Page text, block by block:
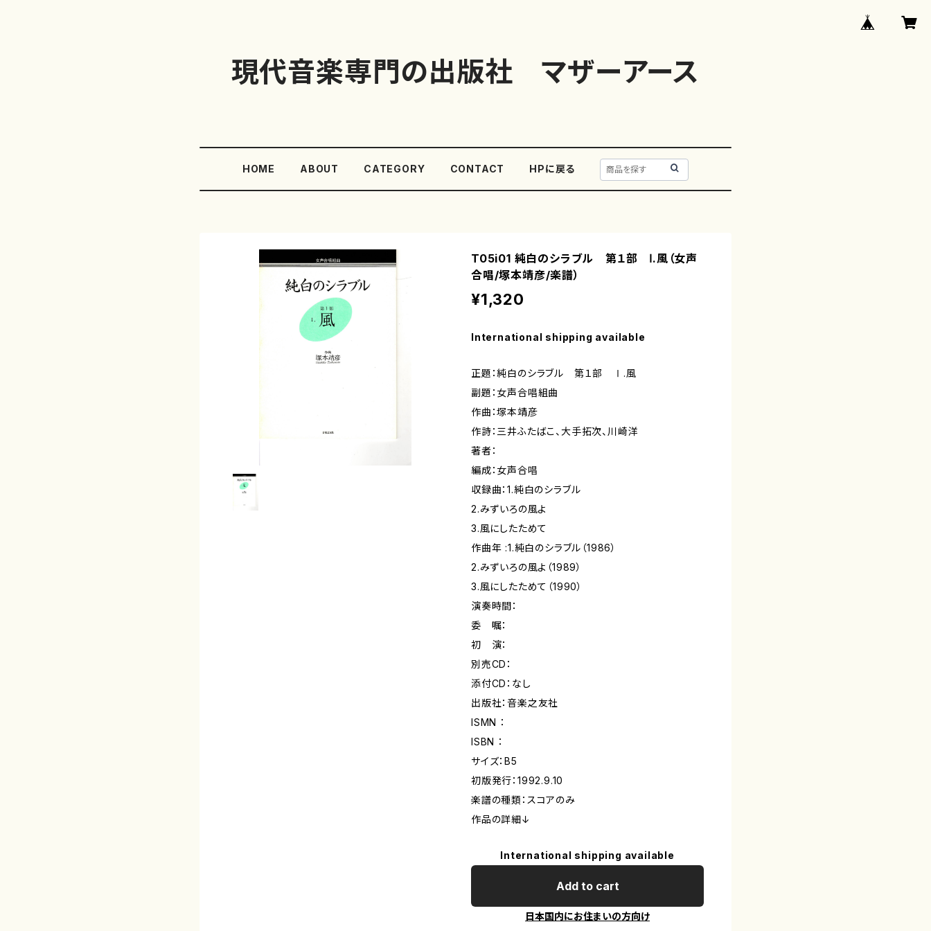
現代音楽専門の出版社 マザーアース
HOME ABOUT CATEGORY CONTACT HPに戻る
T05i01 純白のシラブル 第１部 Ⅰ.風（女声
合唱/塚本靖彦/楽譜）
¥1,320
International shipping available
正題：純白のシラブル 第１部 Ⅰ.風
副題：女声合唱組曲
作曲：塚本靖彦
作詩：三井ふたばこ、大手拓次、川崎洋
著者：
編成：女声合唱
収録曲：1.純白のシラブル
2.みずいろの風よ
3.風にしたためて
作曲年 :1.純白のシラブル（1986）
2.みずいろの風よ（1989）
3.風にしたためて（1990）
演奏時間：
委 嘱：
初 演：
別売CD：
添付CD：なし
出版社：音楽之友社
ISMN ：
ISBN ：
サイズ：B5
初版発行：1992.9.10
楽譜の種類：スコアのみ
作品の詳細↓
International shipping available
Add to cart
日本国内にお住まいの方向け